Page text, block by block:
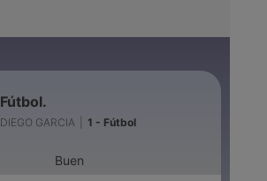
Fútbol.
DIEGO GARCIA 1 - Fútbol
Buen